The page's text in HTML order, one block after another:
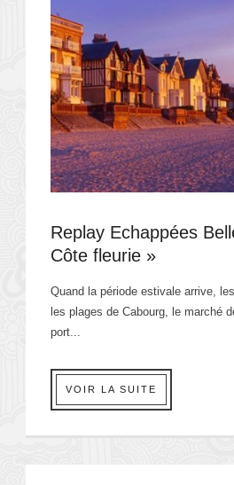
Replay Echappées
Côte fleurie »
Quand la période estivale arrive,
les plages de Cabourg, le marché
port...
VOIR LA SUITE